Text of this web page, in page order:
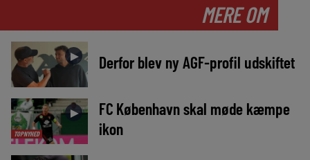
MERE OM
► Derfor blev ny AGF-profil udskiftet
TOPNYHED
►
FC København skal møde kæmpe
ikon